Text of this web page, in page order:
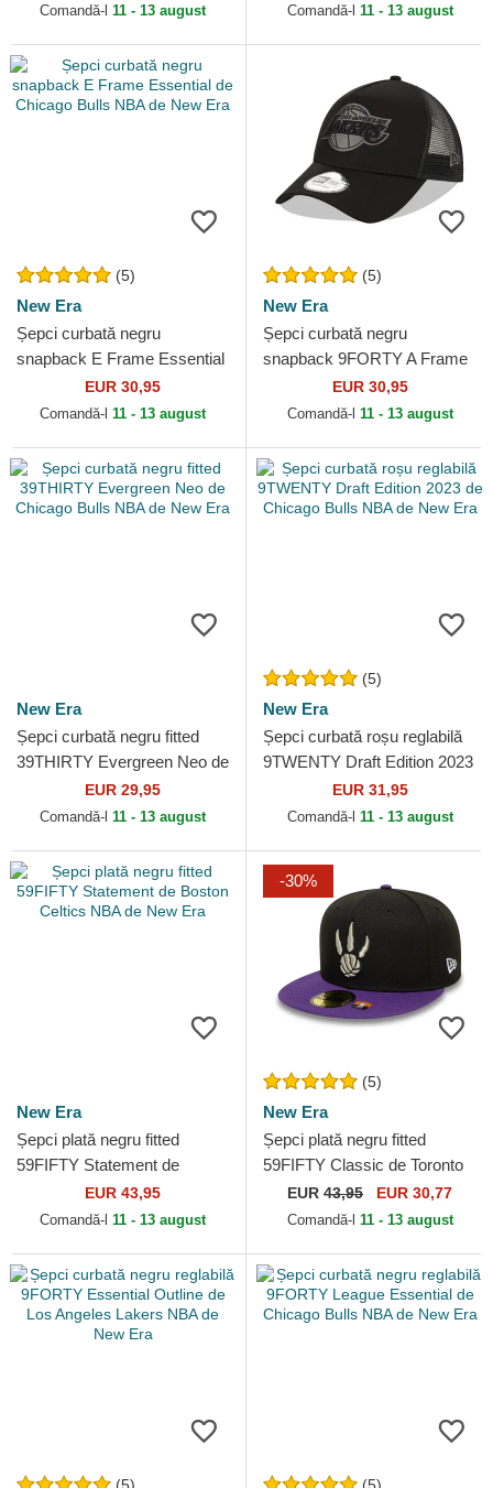
EraComandă-l 11 - 13 august NBA de New Era
Comandă-l 11 - 13 august
(5)
New Era
Șepci curbată negru
snapback E Frame Essential
de Chicago Bulls NBA de
New Era
EUR 30,95
Comandă-l 11 - 13 august
(5)
New Era
Șepci curbată negru
snapback 9FORTY A Frame
Tonal de Los Angeles Lakers
NBA de New Era
EUR 30,95
Comandă-l 11 - 13 august
New Era
Șepci curbată negru fitted
39THIRTY Evergreen Neo de
Chicago Bulls NBA de New
Era
EUR 29,95
Comandă-l 11 - 13 august
(5)
New Era
Șepci curbată roșu reglabilă
9TWENTY Draft Edition 2023
de Chicago Bulls NBA de
New Era
EUR 31,95
Comandă-l 11 - 13 august
New Era
Șepci plată negru fitted
59FIFTY Statement de
Boston Celtics NBA de New
Era
EUR 43,95
Comandă-l 11 - 13 august
-30%
(5)
New Era
Șepci plată negru fitted
59FIFTY Classic de Toronto
Raptors NBA de New Era
EUR 43,95 EUR 30,77
Comandă-l 11 - 13 august